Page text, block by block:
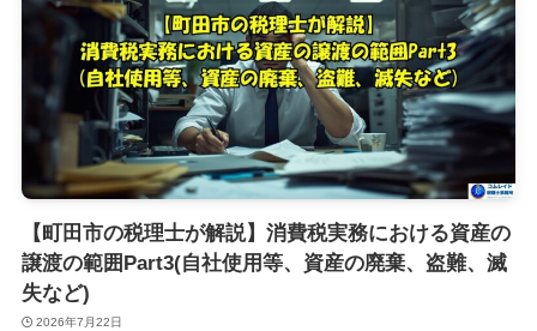
【町田市の税理士が解説】消費税実務における資産の
譲渡の範囲Part3(自社使用等、資産の廃棄、盗難、滅
失など)
2026年7月22日